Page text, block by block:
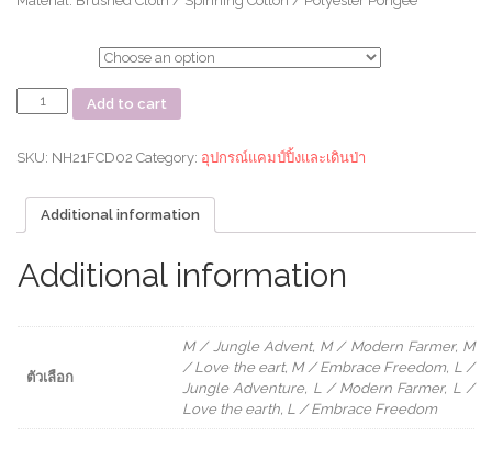
Original
Brushed
picnic
mat
quantity
Add to cart
SKU: NH21FCD02 Category: อุปกรณ์แคมป์ปิ้งและเดินป่า
Additional information
Additional information
ตัวเลือก
M / Jungle Advent, M / Modern Farmer, M
/ Love the eart, M / Embrace Freedom, L /
Jungle Adventure, L / Modern Farmer, L /
Love the earth, L / Embrace Freedom